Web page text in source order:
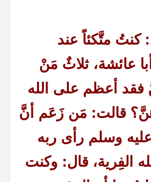
متَّكئاً عند
عائشة، ثلاثٌ مَنْ
فقد أعظم على الله
هنَّ؟ قالت: مَن زَعَم أنَّ
وسلم رأى ربه
الفِرية، قال: وكنت